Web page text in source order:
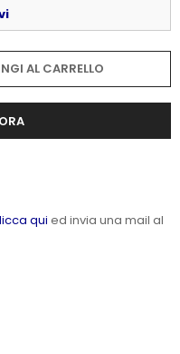
AL CARRELLO
qui ed invia una mail al